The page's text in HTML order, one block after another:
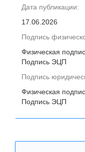
Дата публикации:
17.06.2026
Подпись
Физическая
Подпись ЭЦП
Подпись
Физическая
Подпись ЭЦП